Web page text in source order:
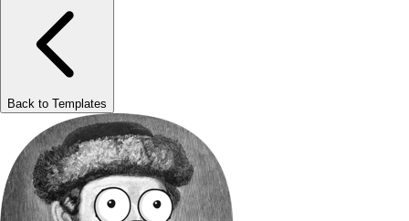
Back to Templates